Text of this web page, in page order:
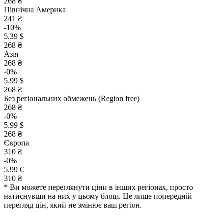
Північна Америка
241 ₴
-10%
5.39 $
268 ₴
Азія
268 ₴
-0%
5.99 $
268 ₴
Без регіональних обмежень (Region free)
268 ₴
-0%
5.99 $
268 ₴
Європа
310 ₴
-0%
5.99 €
310 ₴
* Ви можете переглянути ціни в інших регіонах, просто
натиснувши на них у цьому блоці. Це лише попередній
перегляд цін, який не змінює ваш регіон.